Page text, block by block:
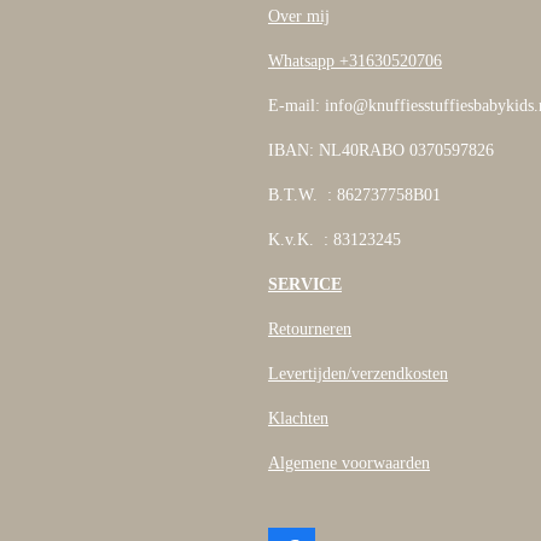
Over mij
Whatsapp +31630520706
E-mail:
IBAN: NL40RABO 0370597826
B.T.W. : 862737758B01
K.v.K. : 83123245
SERVICE
Retourneren
Levertijden/verzendkosten
Klachten
Algemene voorwaarden